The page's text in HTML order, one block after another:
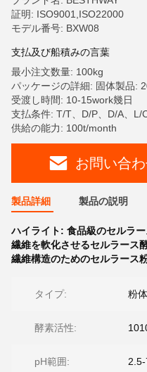
証明: ISO9001,ISO22000
モデル番号: BXW08
支払及び船積みの言葉
最小注文数量: 100kg
パッケージの詳細: 固体製品:
受渡し時間: 10-15work幾日
支払条件: T/T、D/P、D/A、L/
供給の能力: 100t/month
お問い合
製品詳細 製品の説明
ハイライト: 食品級のセルラ
繊維を軟化させるセルラース
繊維構造のためのセルラース
タイプ: 粉
酵素活性:
pH範囲: